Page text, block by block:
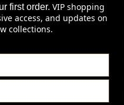
first order. VIP shopping
access, and updates on
collections.